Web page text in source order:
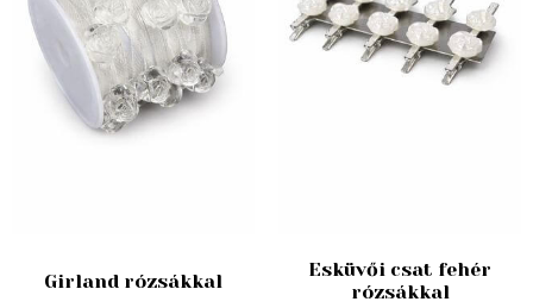
Girland rózsákkal
Esküvői csat fehér
rózsákkal